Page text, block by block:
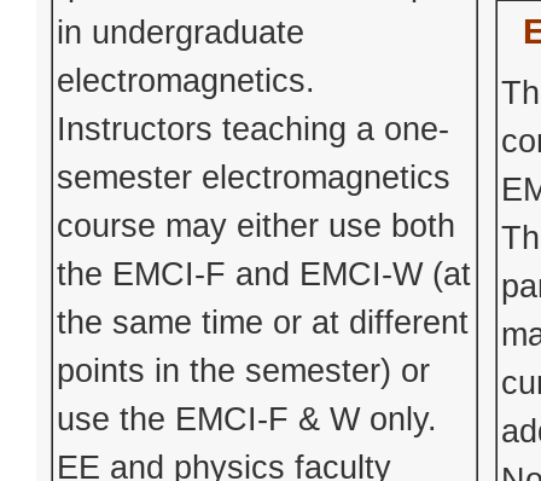
in undergraduate
electromagnetics.
Instructors teaching a one-
semester electromagnetics
course may either use both
the EMCI-F and EMCI-W (at
the same time or at different
points in the semester) or
use the EMCI-F & W only.
EE and physics faculty